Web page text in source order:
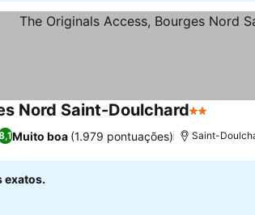
Nord Saint-Doulchard2 Estrelas
Muito boa (1.979 pontuações) Saint-
exatos.